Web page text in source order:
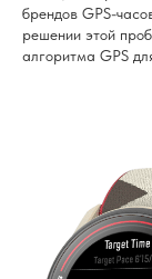
брендов GPS-
решении этой
алгоритма GPS